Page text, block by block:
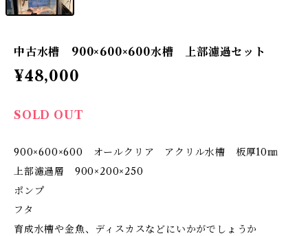
中古水槽 900×600×600水槽 上部濾過セット
¥48,000
SOLD OUT
900×600×600 オールクリア アクリル水槽 板厚10㎜
上部濾過層 900×200×250
ポンプ
フタ
育成水槽や金魚、ディスカスなどにいかがでしょうか